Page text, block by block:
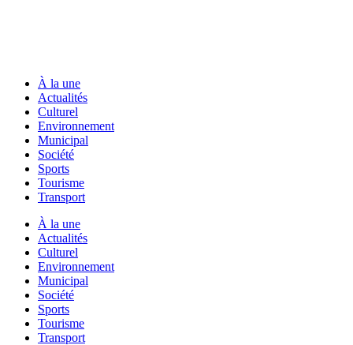
À la une
Actualités
Culturel
Environnement
Municipal
Société
Sports
Tourisme
Transport
À la une
Actualités
Culturel
Environnement
Municipal
Société
Sports
Tourisme
Transport